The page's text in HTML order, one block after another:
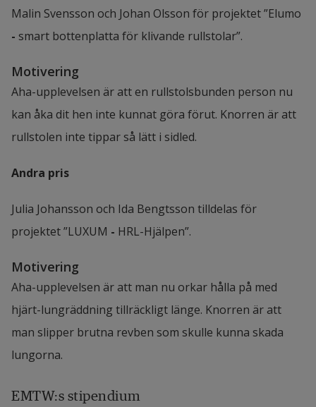
- smart bottenplatta för klivande rullstolar”.
Motivering
Aha-upplevelsen är att en rullstolsbunden person nu
kan åka dit hen inte kunnat göra förut. Knorren är att
rullstolen inte tippar så lätt i sidled.
Andra pris
Julia Johansson och Ida Bengtsson tilldelas för
projektet ”LUXUM - HRL-Hjälpen”.
Motivering
Aha-upplevelsen är att man nu orkar hålla på med
hjärt-lungräddning tillräckligt länge. Knorren är att
man slipper brutna revben som skulle kunna skada
lungorna.
EMTW:s stipendium